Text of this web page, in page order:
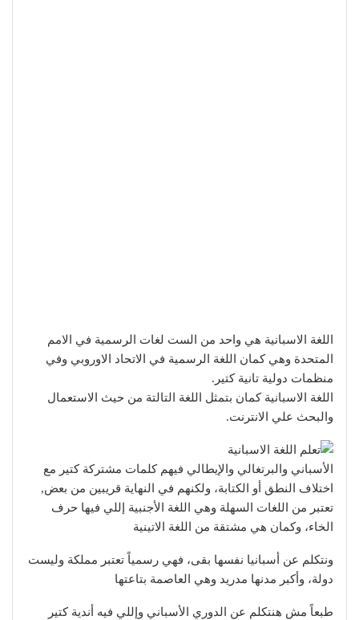
اللغة الاسبانية هي واحد من الست لغات الرسمية في الامم
المتحدة وهي كمان اللغة الرسمية في الاتحاد الاوروبي وفي
منظمات دولية تانية كتير.
اللغة الاسبانية كمان بتمثل اللغة التالتة من حيث الاستعمال
والبحث علي الانترنت.
الأسباني والبرتغالي والإيطالي فيهم كلمات مشتركة كتير مع
اختلاف النطق أو الكتابة، ولكنهم في النهاية قريبين من بعض,
تعتبر من اللغات السهلة وهي اللغة الأجنبية إللي فيها حرف
الخاء، وكمان هي مشتقة من اللغة الاتينية
ونتكلم عن أسبانيا نفسها بقى، فهي رسمياً تعتبر مملكة وليست
دولة، وأكبر مدنها مدريد وهي العاصمة بتاعتها
طبعاً مش هنتكلم عن الدوري الأسباني وإللي فيه أندية كتير